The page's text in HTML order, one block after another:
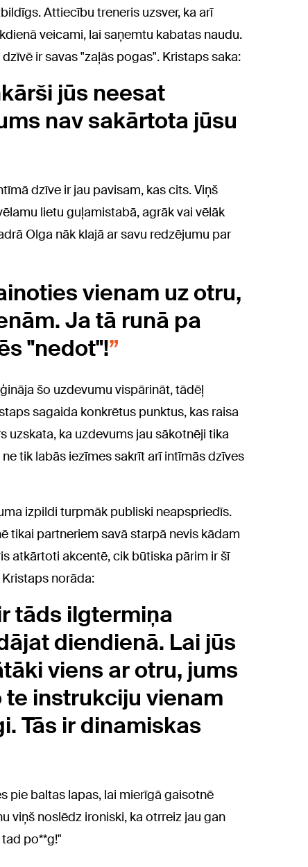
Attiecību treneris uzsver, ka arī
veicami, lai saņemtu kabatas naudu.
ir savas "zaļās pogas". Kristaps saka:
jūs neesat
nav sakārtota jūsu
dzīve ir jau pavisam, kas cits. Viņš
lietu guļamistabā, agrāk vai vēlāk
Olga nāk klajā ar savu redzējumu par
vienam uz otru,
Ja tā runā pa
"nedot"!
šo uzdevumu vispārināt, tādēļ
sagaida konkrētus punktus, kas raisa
uzskata, ka uzdevums jau sākotnēji tika
tik labās iezīmes sakrīt arī intīmās dzīves
izpildi turpmāk publiski neapspriedīs.
tikai partneriem savā starpā nevis kādam
atkārtoti akcentē, cik būtiska pārim ir šī
norāda:
tāds ilgtermiņa
diendienā. Lai jūs
viens ar otru, jums
instrukciju vienam
Tās ir dinamiskas
pie baltas lapas, lai mierīgā gaisotnē
viņš noslēdz ironiski, ka otrreiz jau gan
po**g!"